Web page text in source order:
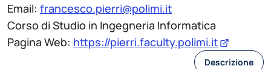
Email: francesco.pierri@polimi.it
Corso di Studio in Ingegneria Informatica
Pagina Web: https://pierri.faculty.polimi.it
Descrizione